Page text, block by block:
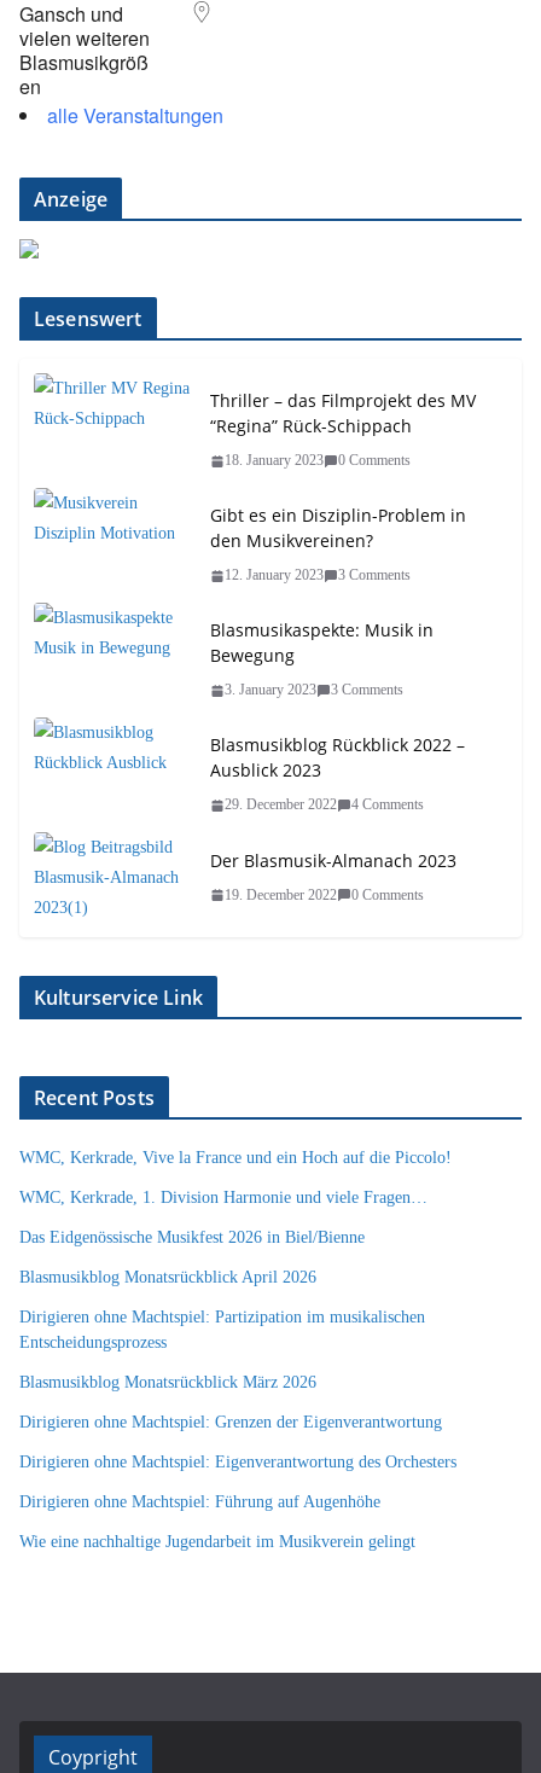
alle Veranstaltungen
Anzeige
Lesenswert
Thriller – das Filmprojekt des MV
“Regina” Rück-Schippach
18. January 2023 0 Comments
Gibt es ein Disziplin-Problem in
den Musikvereinen?
12. January 2023 3 Comments
Blasmusikaspekte: Musik in
Bewegung
3. January 2023 3 Comments
Blasmusikblog Rückblick 2022 –
Ausblick 2023
29. December 2022 4 Comments
Der Blasmusik-Almanach 2023
19. December 2022 0 Comments
Kulturservice Link
Recent Posts
WMC, Kerkrade, Vive la France und ein Hoch auf die Piccolo!
WMC, Kerkrade, 1. Division Harmonie und viele Fragen…
Das Eidgenössische Musikfest 2026 in Biel/Bienne
Blasmusikblog Monatsrückblick April 2026
Dirigieren ohne Machtspiel: Partizipation im musikalischen
Entscheidungsprozess
Blasmusikblog Monatsrückblick März 2026
Dirigieren ohne Machtspiel: Grenzen der Eigenverantwortung
Dirigieren ohne Machtspiel: Eigenverantwortung des Orchesters
Dirigieren ohne Machtspiel: Führung auf Augenhöhe
Wie eine nachhaltige Jugendarbeit im Musikverein gelingt
Coypright